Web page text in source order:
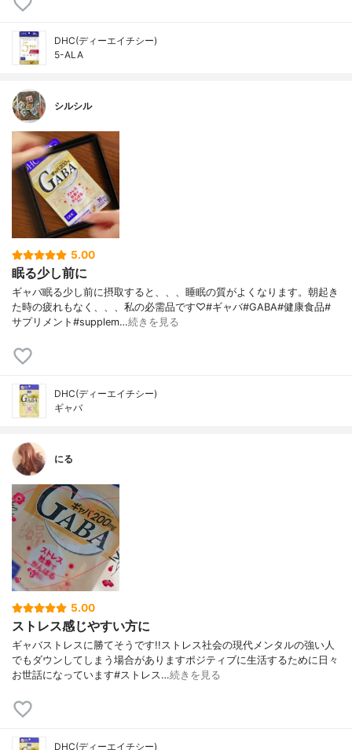
DHC(ディーエイチシー)
5-ALA
シルシル
5.00
眠る少し前に
ギャバ眠る少し前に摂取すると、、、睡眠の質がよくなります。朝起き
た時の疲れもなく、、、私の必需品です♡#ギャバ#GABA#健康食品#
サプリメント#supplem…続きを見る
DHC(ディーエイチシー)
ギャバ
にる
5.00
ストレス感じやすい方に
ギャバストレスに勝てそうです!!ストレス社会の現代メンタルの強い人
でもダウンしてしまう場合がありますポジティブに生活するために日々
お世話になっています#ストレス…続きを見る
DHC(ディーエイチシー)